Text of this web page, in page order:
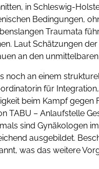
in Schleswig-
Bedingungen,
Traumata
Laut Schätzungen
an den
noch an einem
für
beim Kampf gegen
TABU – Anlaufstelle
sind Gynäkologen
ausgebildet.
was das weitere